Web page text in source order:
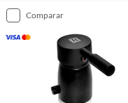
comparar